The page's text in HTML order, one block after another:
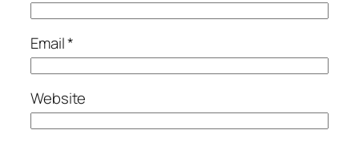
Email*
Website